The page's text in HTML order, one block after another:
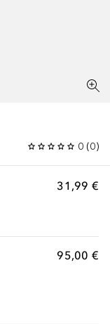
0 (0)
31,99 €
95,00 €